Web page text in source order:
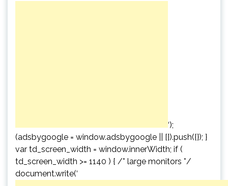
‘);
(adsbygoogle = window.adsbygoogle || []).push({}); }
var td_screen_width = window.innerWidth; if (
td_screen_width >= 1140 ) { /* large monitors */
document.write(‘